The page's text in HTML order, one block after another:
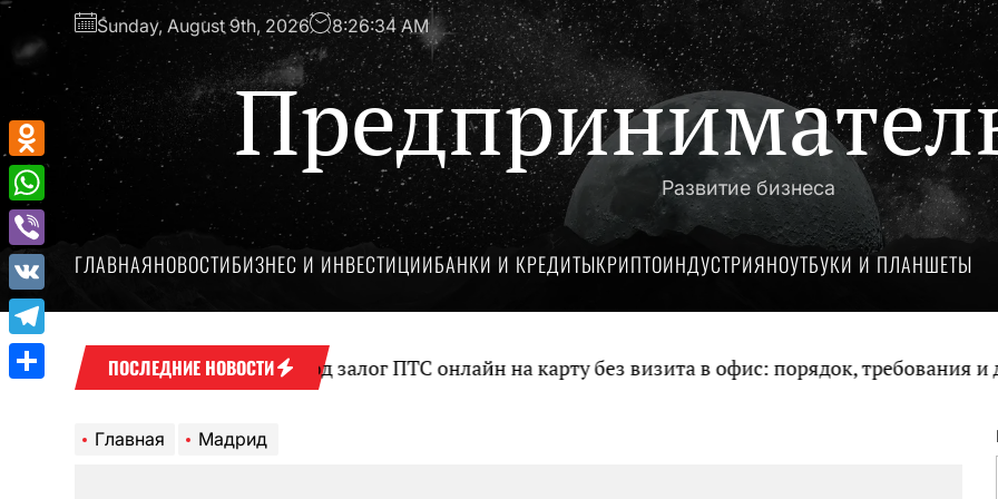
Перейти
содержимому
Sunday, August 9th, 2026 8:26:34 AM
Развитие бизнеса
ГЛАВНАЯНОВОСТИБИЗНЕС И ИНВЕСТИЦИИБАНКИ И КРЕДИТЫКРИПТОИНДУСТРИЯНОУТБУКИ И ПЛАНШЕТЫ
ПОСЛЕДНИЕ НОВОСТИ
Оформление займа под залог ПТС онлайн на карту без визита в офис: порядок, требования и
Главная Мадрид
Odnoklassniki
WhatsApp
Viber
VK
Telegram
Отправить